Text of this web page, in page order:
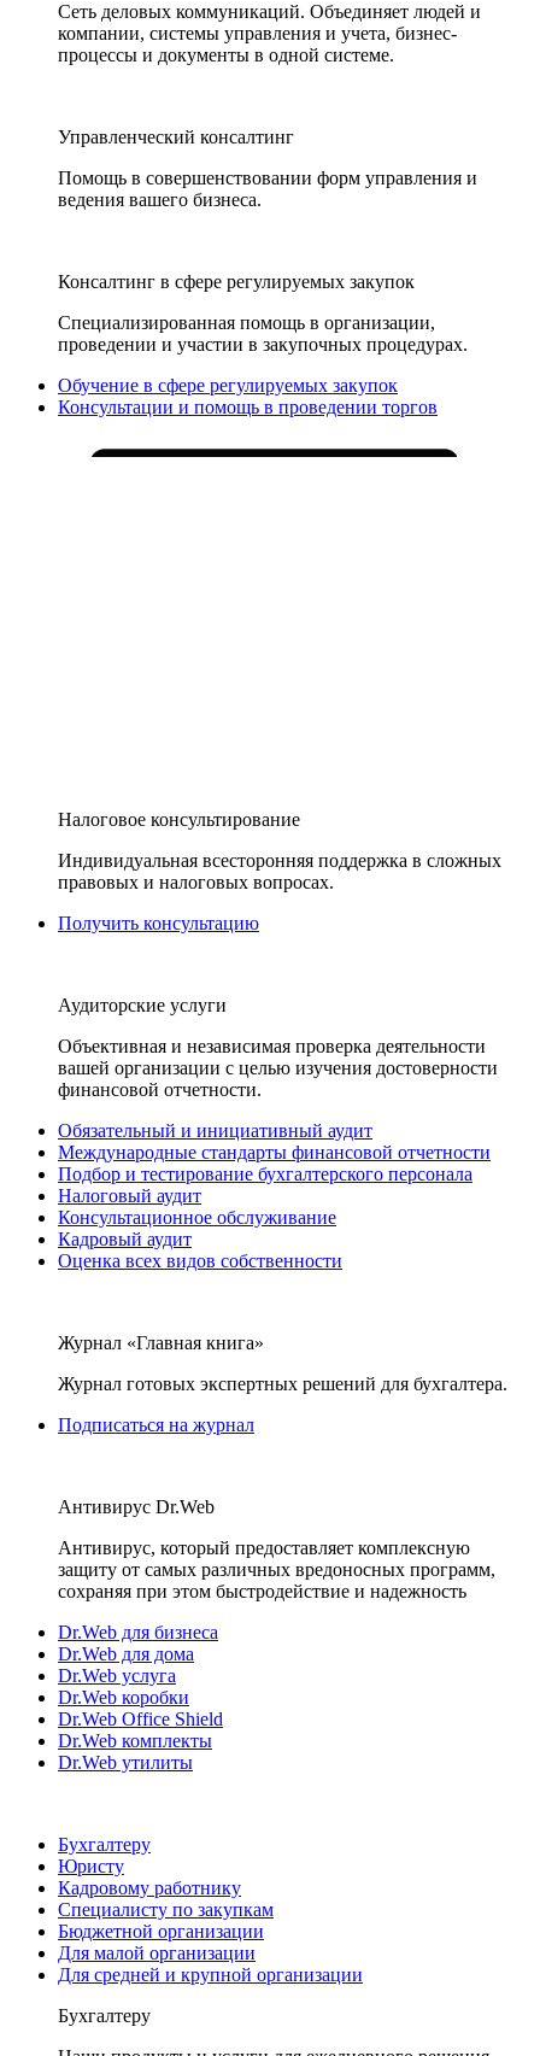
Сеть деловых коммуникаций. Объединяет людей и
компании, системы управления и учета, бизнес-
процессы и документы в одной системе.
Управленческий консалтинг
Помощь в совершенствовании форм управления и
ведения вашего бизнеса.
Консалтинг в сфере регулируемых закупок
Специализированная помощь в организации,
проведении и участии в закупочных процедурах.
Обучение в сфере регулируемых закупок
Консультации и помощь в проведении торгов
Налоговое консультирование
Индивидуальная всесторонняя поддержка в сложных
правовых и налоговых вопросах.
Получить консультацию
Аудиторские услуги
Объективная и независимая проверка деятельности
вашей организации с целью изучения достоверности
финансовой отчетности.
Обязательный и инициативный аудит
Международные стандарты финансовой отчетности
Подбор и тестирование бухгалтерского персонала
Налоговый аудит
Консультационное обслуживание
Кадровый аудит
Оценка всех видов собственности
Журнал «Главная книга»
Журнал готовых экспертных решений для бухгалтера.
Подписаться на журнал
Антивирус Dr.Web
Антивирус, который предоставляет комплексную
защиту от самых различных вредоносных программ,
сохраняя при этом быстродействие и надежность
Dr.Web для бизнеса
Dr.Web для дома
Dr.Web услуга
Dr.Web коробки
Dr.Web Office Shield
Dr.Web комплекты
Dr.Web утилиты
Бухгалтеру
Юристу
Кадровому работнику
Специалисту по закупкам
Бюджетной организации
Для малой организации
Для средней и крупной организации
Бухгалтеру